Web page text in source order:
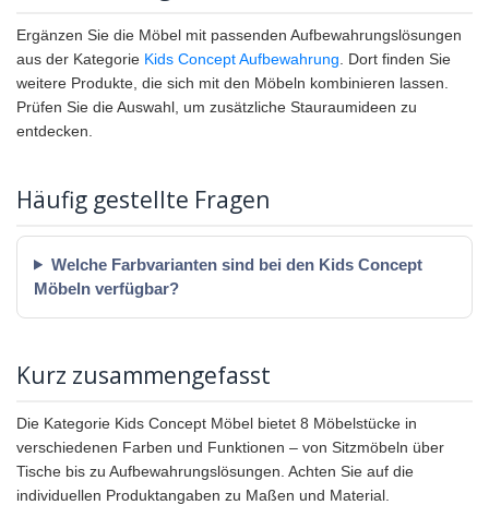
Ergänzen Sie die Möbel mit passenden Aufbewahrungslösungen
aus der Kategorie Kids Concept Aufbewahrung . Dort finden Sie
weitere Produkte, die sich mit den Möbeln kombinieren lassen.
Prüfen Sie die Auswahl, um zusätzliche Stauraumideen zu
entdecken.
Häufig gestellte Fragen
Welche Farbvarianten sind bei den Kids Concept
Möbeln verfügbar?
Kurz zusammengefasst
Die Kategorie Kids Concept Möbel bietet 8 Möbelstücke in
verschiedenen Farben und Funktionen – von Sitzmöbeln über
Tische bis zu Aufbewahrungslösungen. Achten Sie auf die
individuellen Produktangaben zu Maßen und Material.